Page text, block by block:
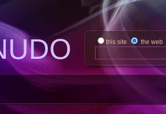
this site the web